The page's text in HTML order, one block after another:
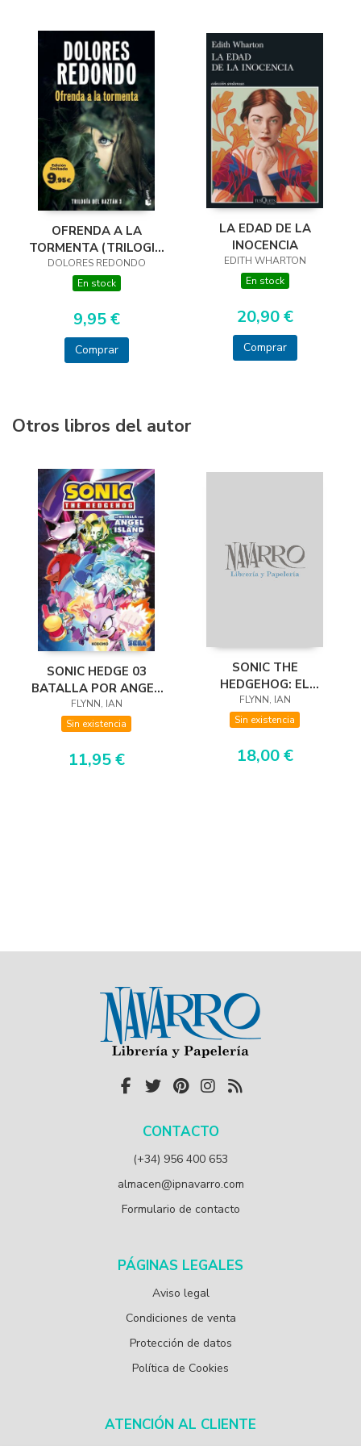
OFRENDA A LA
TORMENTA (TRILOGIA
DEL BAZTAN, 3)
DOLORES REDONDO
En stock
9,95 €
Comprar
LA EDAD DE LA
INOCENCIA
EDITH WHARTON
En stock
20,90 €
Comprar
Otros libros del autor
SONIC HEDGE 03
BATALLA POR ANGEL
ISLAND
FLYNN, IAN
Sin existencia
11,95 €
SONIC THE
HEDGEHOG: EL
SÍNDROME DEL
IMPOSTOR
FLYNN, IAN
Sin existencia
18,00 €
CONTACTO
(+34) 956 400 653
almacen@ipnavarro.com
Formulario de contacto
PÁGINAS LEGALES
Aviso legal
Condiciones de venta
Protección de datos
Política de Cookies
ATENCIÓN AL CLIENTE